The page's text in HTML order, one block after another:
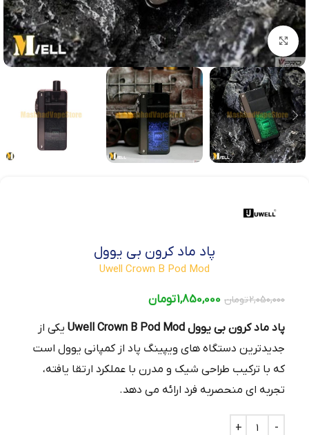
بزرگنمایی تصویر
پاد ماد کرون بی یوول
Uwell Crown B Pod Mod
2,050,000تومان 1,850,000تومان
پاد ماد کرون بی یوول Uwell Crown B Pod Mod
یکی از
جدیدترین دستگاه‌ های ویپینگ پاد از کمپانی یوول است
که با ترکیب طراحی شیک و مدرن با عملکرد ارتقا یافته،
تجربه‌ ای منحصربه‌ فرد ارائه می‌ دهد.